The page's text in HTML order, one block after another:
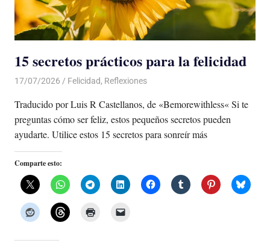
15 secretos prácticos para la felicidad
17/07/2026 De todo un Poco
Felicidad, Reflexiones
Traducido por Luis R Castellanos, de «Bemorewithless« Si te
preguntas cómo ser feliz, estos pequeños secretos pueden
ayudarte. Utilice estos 15 secretos para sonreír más
Comparte esto: